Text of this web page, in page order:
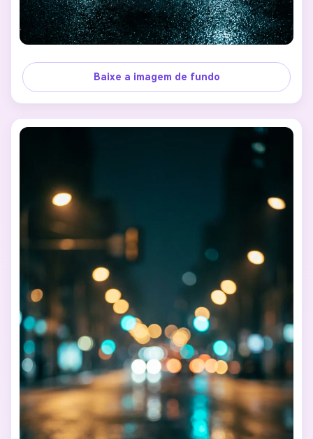
Baixe a imagem de fundo